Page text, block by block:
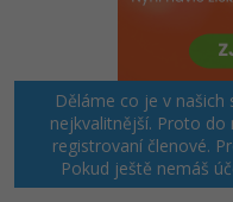
Děláme co je v našich
nejkvalitnější. Proto
registrovaní členové.
Pokud ještě nemáš